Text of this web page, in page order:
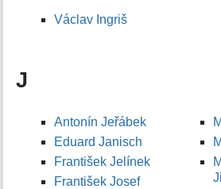
Václav Ingriš
J
Antonín Jeřábek
Eduard Janisch
František Jelínek
František Josef